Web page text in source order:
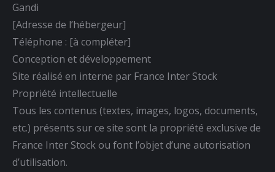
Gandi
[Adresse de l’hébergeur]
Téléphone : [à compléter]
Conception et développement
Site réalisé en interne par France Inter Stock
Propriété intellectuelle
Tous les contenus (textes, images, logos, documents,
etc.) présents sur ce site sont la propriété exclusive de
France Inter Stock ou font l’objet d’une autorisation
d’utilisation.